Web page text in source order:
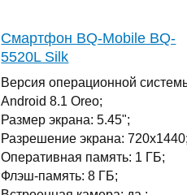
Смартфон BQ-Mobile BQ-
5520L Silk
Версия операционной
Android 8.1 Oreo;
Размер экрана: 5.45";
Разрешение экрана: 720x1440;
Оперативная память: 1 ГБ;
Флэш-память: 8 ГБ;